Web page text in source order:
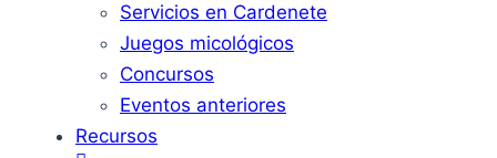
Servicios en Cardenete
Juegos micológicos
Concursos
Eventos anteriores
Recursos